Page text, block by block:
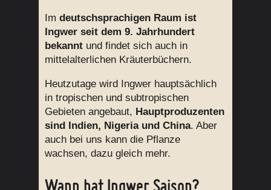
Im deutschsprachigen Raum ist
Ingwer seit dem 9. Jahrhundert
bekannt und findet sich auch in
mittelalterlichen Kräuterbüchern.
Heutzutage wird Ingwer hauptsächlich
in tropischen und subtropischen
Gebieten angebaut, Hauptproduzenten
sind Indien, Nigeria und China. Aber
auch bei uns kann die Pflanze
wachsen, dazu gleich mehr.